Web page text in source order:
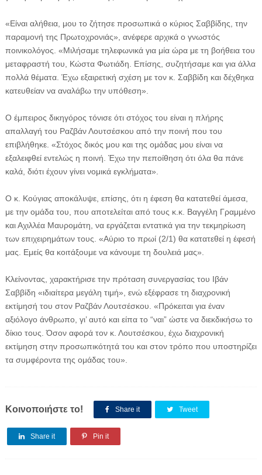
«Είναι αλήθεια, μου το ζήτησε προσωπικά ο κύριος Σαββίδης, την
παραμονή της Πρωτοχρονιάς», ανέφερε αρχικά ο γνωστός
ποινικολόγος. «Μιλήσαμε τηλεφωνικά για μία ώρα με τη βοήθεια του
μεταφραστή του, Κώστα Φωτιάδη. Επίσης, συζητήσαμε και για άλλα
πολλά θέματα. Έχω εξαιρετική σχέση με τον κ. Σαββίδη και δέχθηκα
κατευθείαν να αναλάβω την υπόθεση».
Ο έμπειρος δικηγόρος τόνισε ότι στόχος του είναι η πλήρης
απαλλαγή του Ραζβάν Λουτσέσκου από την ποινή που του
επιβλήθηκε. «Στόχος δικός μου και της ομάδας μου είναι να
εξαλειφθεί εντελώς η ποινή. Έχω την πεποίθηση ότι όλα θα πάνε
καλά, διότι έχουν γίνει νομικά εγκλήματα».
Ο κ. Κούγιας αποκάλυψε, επίσης, ότι η έφεση θα κατατεθεί άμεσα,
με την ομάδα του, που αποτελείται από τους κ.κ. Βαγγέλη Γραμμένο
και Αχιλλέα Μαυρομάτη, να εργάζεται εντατικά για την τεκμηρίωση
των επιχειρημάτων τους. «Αύριο το πρωί (2/1) θα κατατεθεί η έφεσή
μας. Εμείς θα κοιτάξουμε να κάνουμε τη δουλειά μας».
Κλείνοντας, χαρακτήρισε την πρόταση συνεργασίας του Ιβάν
Σαββίδη «ιδιαίτερα μεγάλη τιμή», ενώ εξέφρασε τη διαχρονική
εκτίμησή του στον Ραζβάν Λουτσέσκου. «Πρόκειται για έναν
αξιόλογο άνθρωπο, γι’ αυτό και είπα το “ναι” ώστε να διεκδικήσω το
δίκιο τους. Όσον αφορά τον κ. Λουτσέσκου, έχω διαχρονική
εκτίμηση στην προσωπικότητά του και στον τρόπο που υποστηρίζει
τα συμφέροντα της ομάδας του».
Κοινοποιήστε το! Share it Tweet
Share it Pin it